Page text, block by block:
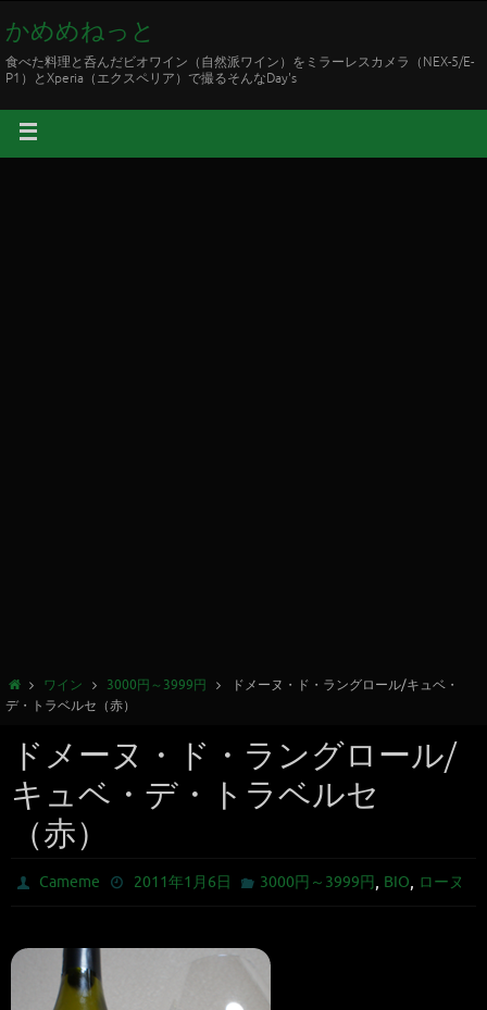
かめめねっと
食べた料理と呑んだビオワイン（自然派ワイン）をミラーレスカメラ（NEX-5/E-
P1）とXperia（エクスペリア）で撮るそんなDay's
ワイン 3000円～3999円
ドメーヌ・ド・ラングロール/キュベ・
デ・トラベルセ（赤）
ドメーヌ・ド・ラングロール/
キュベ・デ・トラベルセ
（赤）
Cameme 2011年1月6日 3000円～3999円 , BIO, ローヌ